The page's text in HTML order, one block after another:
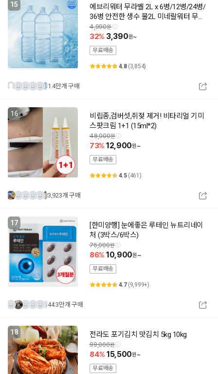
15
에브리워터 무라벨 2L x 6병/12병/24병/
36병 안전한 생수 물2L 미네랄워터 무라
벨생수 샘물
4,990
32 3,390
~
무료배송
4.8 (3,854)
1.4만개 구매
16
비립종,검버섯,쥐젖 제거! 비타리얼 기미
스팟크림 1+1 (15ml*2)
48,000
73 12,900
~
무료배송
4.5 (461)
3,923개 구매
17
[한미양행] 눈에좋은 루테인 뉴트리네이
처 (3박스/6박스)
76,000
86 10,900
~
무료배송
4.7 (9,999+)
44.3만개 구매
18 전라도 포기김치 맛김치 5kg 10kg
99,000
84 15,500
~
무료배송